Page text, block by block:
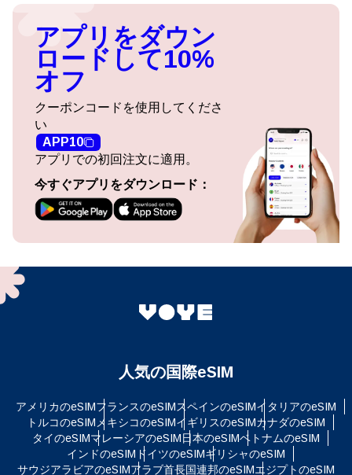
アプリをダウン
ロードして10%
オフ
クーポンコードを使用してくださ
い
APP10
アプリでの初回注文に適用。
今すぐアプリをダウンロード：
人気の国際eSIM
アメリカのeSIMフランスのeSIMスペインのeSIMイタリアのeSIM
トルコのeSIM メキシコのeSIMイギリスのeSIMカナダのeSIM
タイのeSIMマレーシアのeSIM日本のeSIMベトナムのeSIM
インドのeSIM ドイツのeSIMギリシャのeSIM
サウジアラビアのeSIMアラブ首長国連邦のeSIMエジプトのeSIM